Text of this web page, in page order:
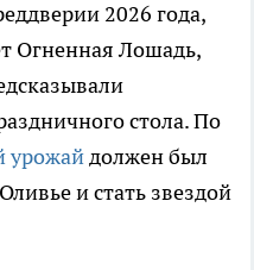
2026 года,
Огненная Лошадь,
стола. По
урожайдолжен был
и стать звездой